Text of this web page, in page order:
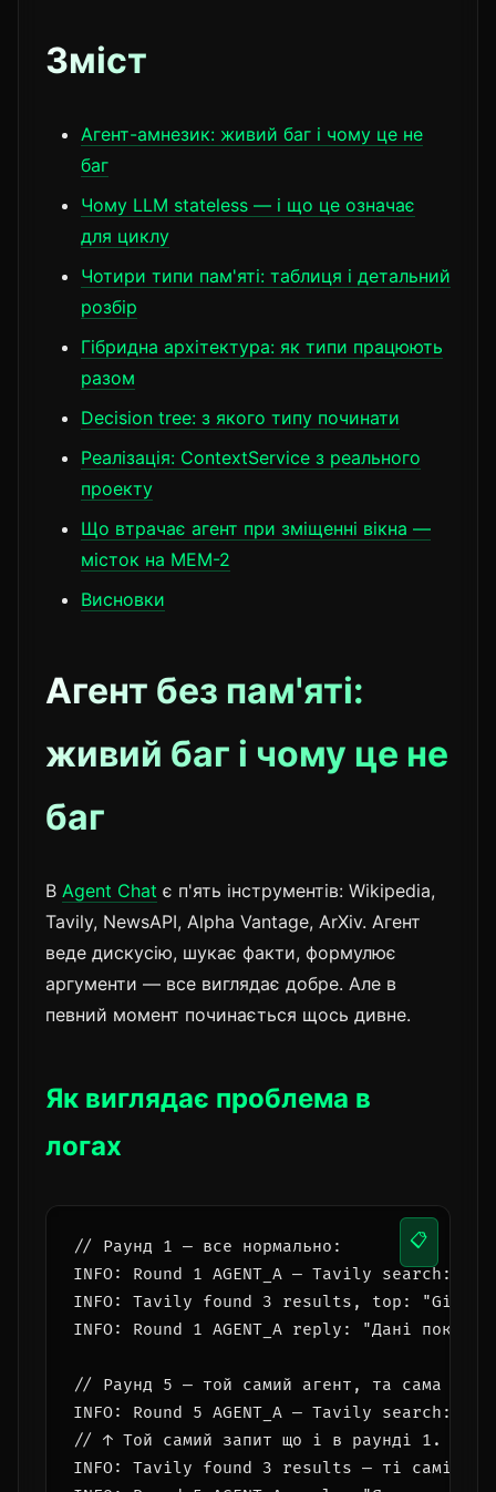
Зміст
Агент-амнезик: живий баг і чому це не
баг
Чому LLM stateless — і що це означає
для циклу
Чотири типи пам'яті: таблиця і детальний
розбір
Гібридна архітектура: як типи працюють
разом
Decision tree: з якого типу починати
Реалізація: ContextService з реального
проекту
Що втрачає агент при зміщенні вікна —
місток на MEM-2
Висновки
Агент без пам'яті:
живий баг і чому це не
баг
В Agent Chat є п'ять інструментів: Wikipedia,
Tavily, NewsAPI, Alpha Vantage, ArXiv. Агент
веде дискусію, шукає факти, формулює
аргументи — все виглядає добре. Але в
певний момент починається щось дивне.
Як виглядає проблема в
логах
// Раунд 1 — все нормально:
INFO: Round 1 AGENT_A — Tavily
INFO: Tavily found 3 results, top:
INFO: Round 1 AGENT_A reply: "Дані
// Раунд 5 — той самий агент, та сама
INFO: Round 5 AGENT_A — Tavily
// ↑ Той самий запит що і в раунді 1.
INFO: Tavily found 3 results — ті самі
📋